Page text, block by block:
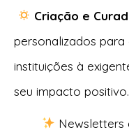
Criação e
personalizados para
instituições à
seu impacto positivo.
Newsletters